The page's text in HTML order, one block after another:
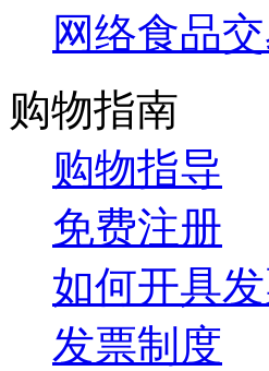
网络食品
购物指南
购物指导
免费注册
如何开具
发票制度